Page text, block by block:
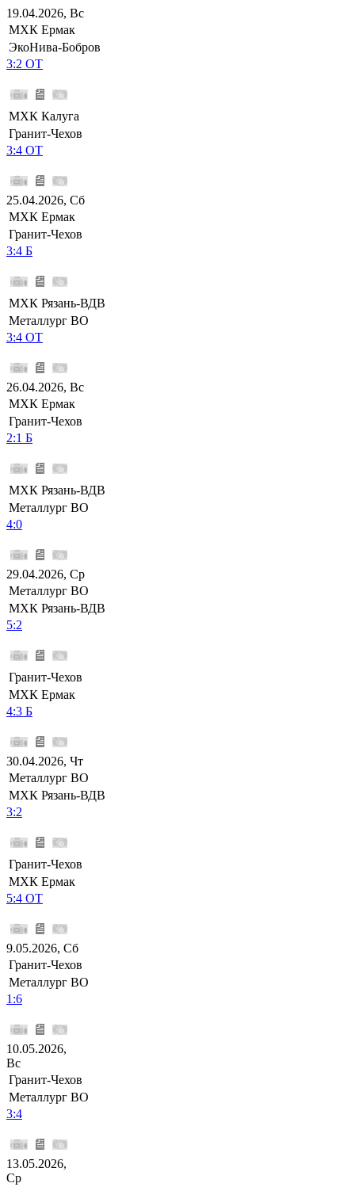
19.04.2026, Вс
МХК Ермак
ЭкоНива-Бобров
3:2 ОТ
МХК Калуга
Гранит-Чехов
3:4 ОТ
25.04.2026, Сб
МХК Ермак
Гранит-Чехов
3:4 Б
МХК Рязань-ВДВ
Металлург ВО
3:4 ОТ
26.04.2026, Вс
МХК Ермак
Гранит-Чехов
2:1 Б
МХК Рязань-ВДВ
Металлург ВО
4:0
29.04.2026, Ср
Металлург ВО
МХК Рязань-ВДВ
5:2
Гранит-Чехов
МХК Ермак
4:3 Б
30.04.2026, Чт
Металлург ВО
МХК Рязань-ВДВ
3:2
Гранит-Чехов
МХК Ермак
5:4 ОТ
9.05.2026, Сб
Гранит-Чехов
Металлург ВО
1:6
10.05.2026,
Вс
Гранит-Чехов
Металлург ВО
3:4
13.05.2026,
Ср